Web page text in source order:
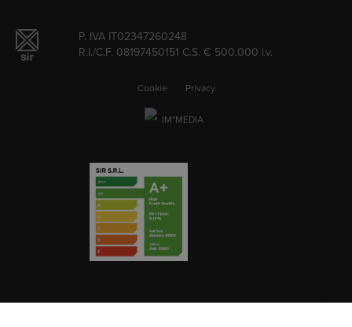
P. IVA IT02347260248
R.I./C.F. 08197450151 C.S. € 500.000 i.v.
Cookie Privacy